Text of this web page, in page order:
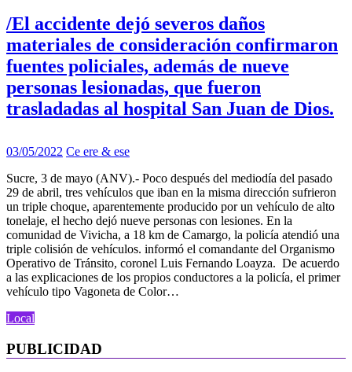
/El accidente dejó severos daños
materiales de consideración confirmaron
fuentes policiales, además de nueve
personas lesionadas, que fueron
trasladadas al hospital San Juan de Dios.
03/05/2022 Ce ere & ese
Sucre, 3 de mayo (ANV).- Poco después del mediodía del pasado
29 de abril, tres vehículos que iban en la misma dirección sufrieron
un triple choque, aparentemente producido por un vehículo de alto
tonelaje, el hecho dejó nueve personas con lesiones. En la
comunidad de Vivicha, a 18 km de Camargo, la policía atendió una
triple colisión de vehículos. informó el comandante del Organismo
Operativo de Tránsito, coronel Luis Fernando Loayza. De acuerdo
a las explicaciones de los propios conductores a la policía, el primer
vehículo tipo Vagoneta de Color…
Local
PUBLICIDAD